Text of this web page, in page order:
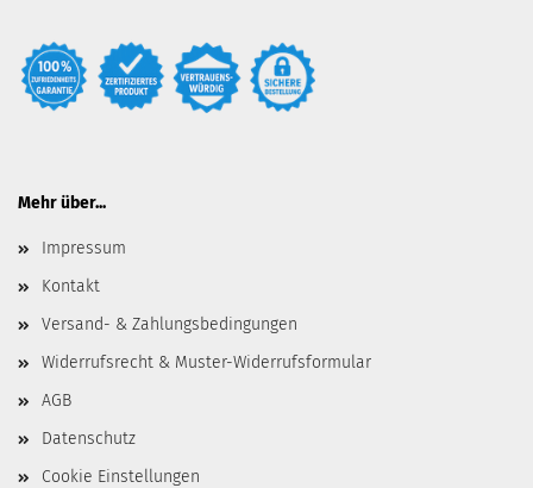
Mehr über...
Impressum
Kontakt
Versand- & Zahlungsbedingungen
Widerrufsrecht & Muster-Widerrufsformular
AGB
Datenschutz
Cookie Einstellungen